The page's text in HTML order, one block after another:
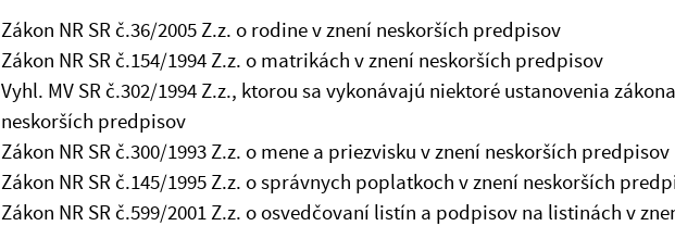
Zákon NR SR č.36/2005 Z.z. o rodine v znení neskorších predpisov
Zákon NR SR č.154/1994 Z.z. o matrikách v znení neskorších predpisov
Vyhl. MV SR č.302/1994 Z.z., ktorou sa vykonávajú niektoré ustanovenia
neskorších predpisov
Zákon NR SR č.300/1993 Z.z. o mene a priezvisku v znení neskorších predpisov
Zákon NR SR č.145/1995 Z.z. o správnych poplatkoch v znení neskorších
Zákon NR SR č.599/2001 Z.z. o osvedčovaní listín a podpisov na listinách v